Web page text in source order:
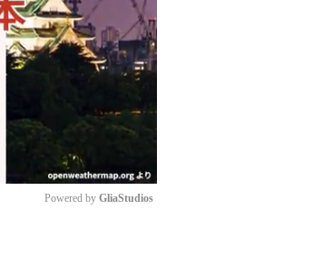
Powered by GliaStudios